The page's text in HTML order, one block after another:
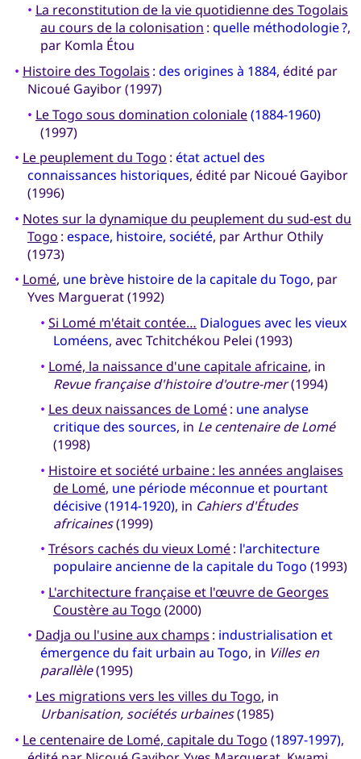
• La reconstitution de la vie quotidienne des Togolais
au cours de la colonisation : quelle méthodologie ?,
par Komla Étou
• Histoire des Togolais : des origines à 1884, édité par
Nicoué Gayibor (1997)
• Le Togo sous domination coloniale(1884-1960)
(1997)
• Le peuplement du Togo : état actuel des
connaissances historiques, édité par Nicoué Gayibor
(1996)
• Notes sur la dynamique du peuplement du sud-est du
Togo : espace, histoire, société, par Arthur Othily
(1973)
• Lomé, une brève histoire de la capitale du Togo, par
Yves Marguerat (1992)
• Si Lomé m'était contée… Dialogues avec les vieux
Loméens, avec Tchitchékou Pelei (1993)
• Lomé, la naissance d'une capitale africaine, in
Revue française d'histoire d'outre-mer(1994)
• Les deux naissances de Lomé: une analyse
critique des sources, in Le centenaire de Lomé
(1998)
• Histoire et société urbaine : les années anglaises
de Lomé, une période méconnue et pourtant
décisive (1914-1920), in Cahiers d'Études
africaines(1999)
• Trésors cachés du vieux Lomé: l'architecture
populaire ancienne de la capitale du Togo (1993)
• L'architecture française et l'œuvre de Georges
Coustère au Togo (2000)
• Dadja ou l'usine aux champs : industrialisation et
émergence du fait urbain au Togo, in Villes en
parallèle(1995)
• Les migrations vers les villes du Togo, in
Urbanisation, sociétés urbaines(1985)
• Le centenaire de Lomé, capitale du Togo (1897-1997),